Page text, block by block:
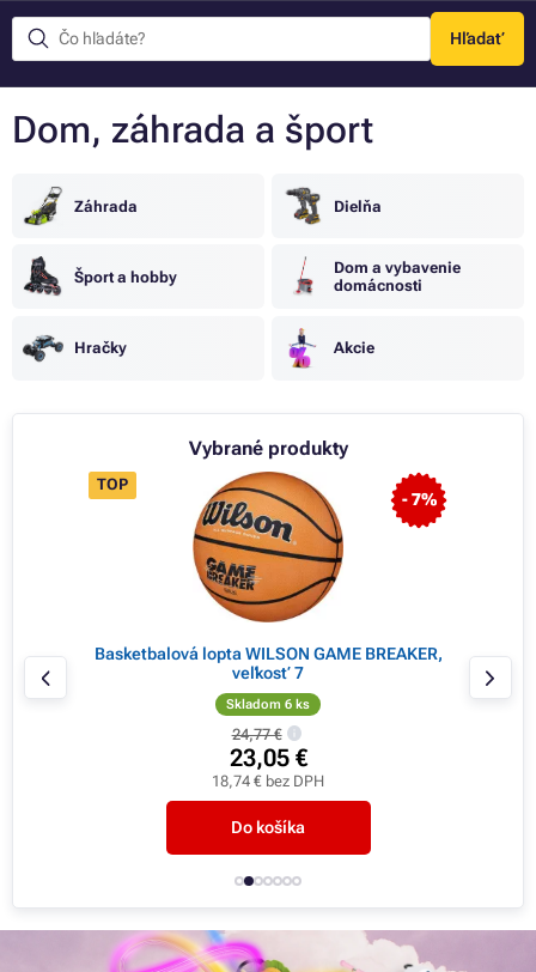
Hľadať
Menu
Vybrané produkty
- 7%
TOP
Basketbalová lopta WILSON GAME BREAKER,
veľkosť 7
Skladom 6 ks
24,77 €
23,05 €
18,74 € bez DPH
Do košíka
Dom, záhrada a šport
Záhrada Dielňa
Šport a hobby
Dom a vybavenie
domácnosti
Hračky Akcie